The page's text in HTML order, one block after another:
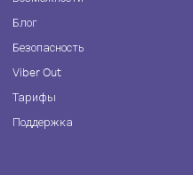
Блог
Безопасность
Viber Out
Тарифы
Поддержка